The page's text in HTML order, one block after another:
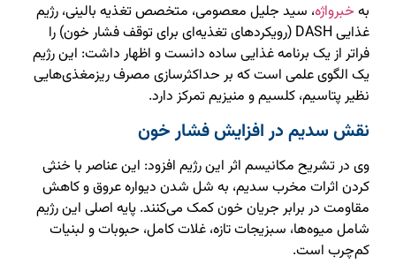
به خبرواژه، سید جلیل معصومی، متخصص تغذیه بالینی، رژیم
غذایی DASH (رویکردهای تغذیه‌ای برای توقف فشار خون) را
فراتر از یک برنامه غذایی ساده دانست و اظهار داشت: این رژیم
یک الگوی علمی است که بر حداکثرسازی مصرف ریزمغذی‌هایی
نظیر پتاسیم، کلسیم و منیزیم تمرکز دارد.
نقش سدیم در افزایش فشار خون
وی در تشریح مکانیسم اثر این رژیم افزود: این عناصر با خنثی
کردن اثرات مخرب سدیم، به شل شدن دیواره عروق و کاهش
مقاومت در برابر جریان خون کمک می‌کنند. پایه اصلی این رژیم
شامل میوه‌ها، سبزیجات تازه، غلات کامل، حبوبات و لبنیات
کم‌چرب است.